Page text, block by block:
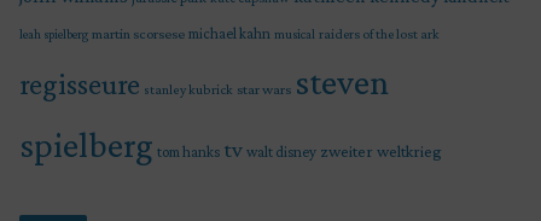
leah spielberg martin scorsese michael kahn musical raiders of the lost ark
regisseure stanley kubrick star wars steven
spielberg tom hanks tv walt disney zweiter weltkrieg